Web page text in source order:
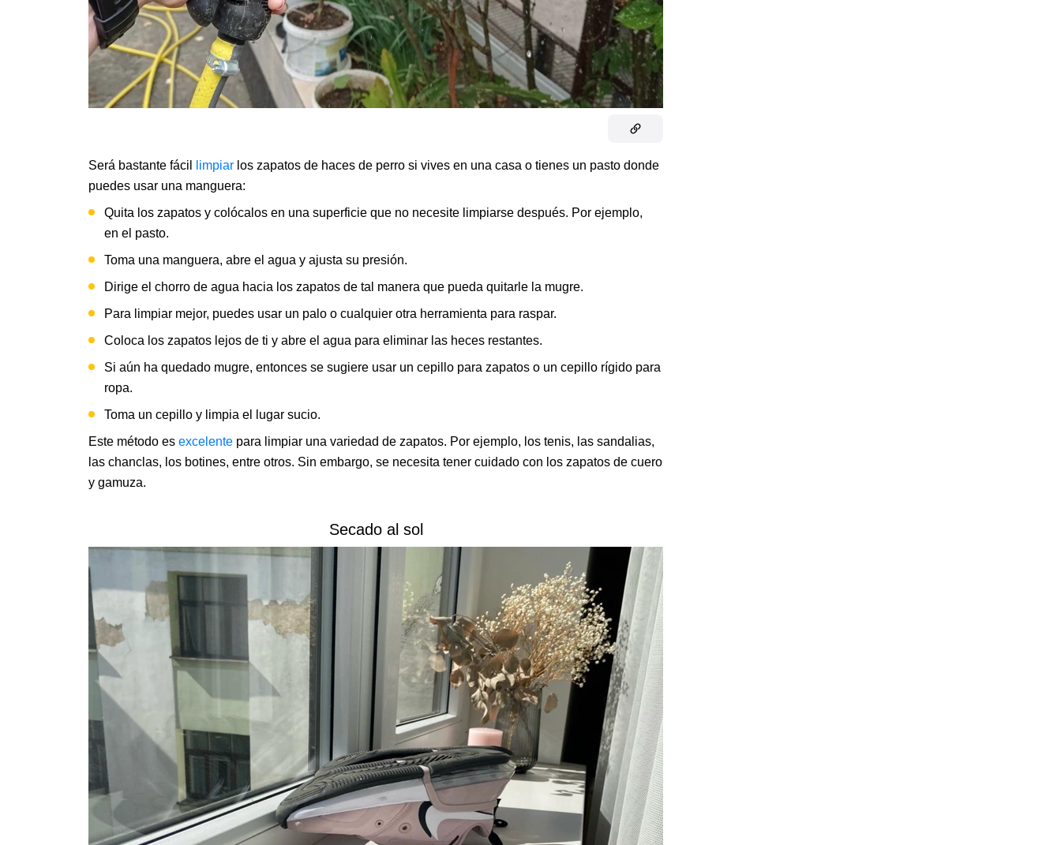
Será bastante fácil limpiar los zapatos de haces de perro si vives en una casa o tienes un pasto donde
puedes usar una manguera:
Quita los zapatos y colócalos en una superficie que no necesite limpiarse después. Por ejemplo,
en el pasto.
Toma una manguera, abre el agua y ajusta su presión.
Dirige el chorro de agua hacia los zapatos de tal manera que pueda quitarle la mugre.
Para limpiar mejor, puedes usar un palo o cualquier otra herramienta para raspar.
Coloca los zapatos lejos de ti y abre el agua para eliminar las heces restantes.
Si aún ha quedado mugre, entonces se sugiere usar un cepillo para zapatos o un cepillo rígido para
ropa.
Toma un cepillo y limpia el lugar sucio.
Este método es excelente para limpiar una variedad de zapatos. Por ejemplo, los tenis, las sandalias,
las chanclas, los botines, entre otros. Sin embargo, se necesita tener cuidado con los zapatos de cuero
y gamuza.
Secado al sol